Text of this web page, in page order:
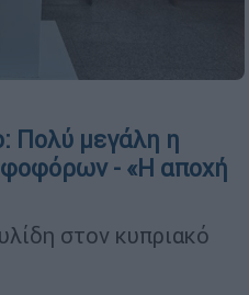
Πολύ μεγάλη η
- «Η αποχή
στον κυπριακό